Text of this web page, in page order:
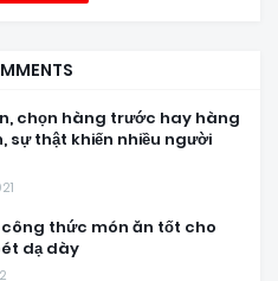
chọn hàng trước hay hàng
sự thật khiến nhiều người
công thức món ăn tốt cho
dạ dày